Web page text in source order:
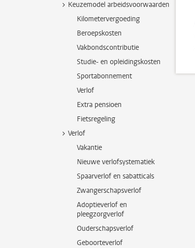
Keuzemodel arbeidsvoorwaarden
Kilometervergoeding
Beroepskosten
Vakbondscontributie
Studie- en opleidingskosten
Sportabonnement
Verlof
Extra pensioen
Fietsregeling
Verlof
Vakantie
Nieuwe verlofsystematiek
Spaarverlof en sabatticals
Zwangerschapsverlof
Adoptieverlof en
pleegzorgverlof
Ouderschapsverlof
Geboorteverlof